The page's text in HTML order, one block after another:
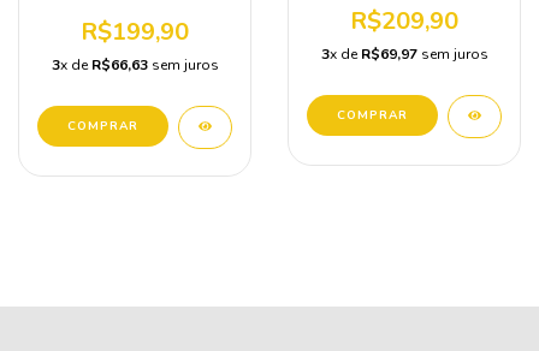
KG
R$199,90
3x deR$66,63sem juros
R$209,90
3x deR$69,97sem juros